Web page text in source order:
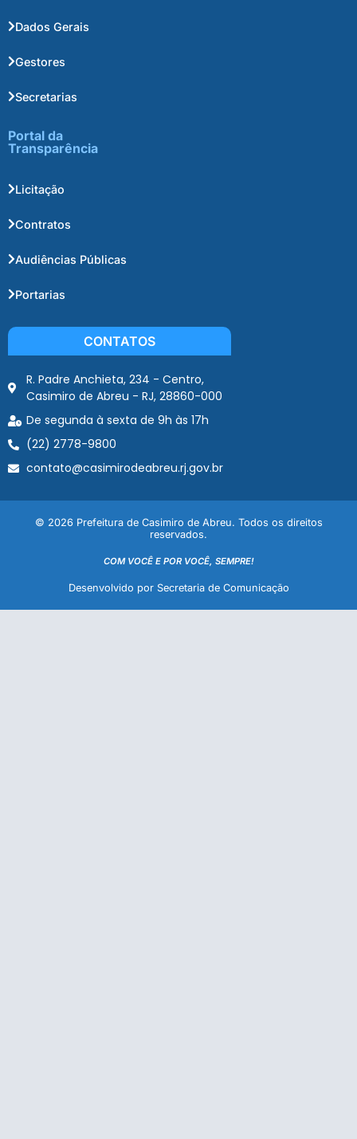
Dados Gerais
Gestores
Secretarias
Portal da
Transparência
Licitação
Contratos
Audiências Públicas
Portarias
CONTATOS
R. Padre Anchieta, 234 - Centro,
Casimiro de Abreu - RJ, 28860-000
De segunda à sexta de 9h às 17h
(22) 2778-9800
contato@casimirodeabreu.rj.gov.br
© 2026 Prefeitura de Casimiro de Abreu. Todos os direitos
reservados.
COM VOCÊ E POR VOCÊ, SEMPRE!
Desenvolvido por Secretaria de Comunicação